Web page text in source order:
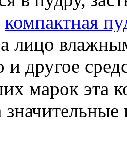
компактная
лицо
другое
марок эта